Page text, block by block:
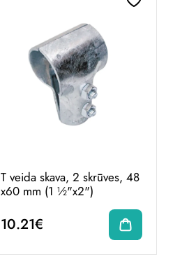
T veida skava, 2 skrūves, 48​​
x60 mm (1 ½"x2")
10.21€